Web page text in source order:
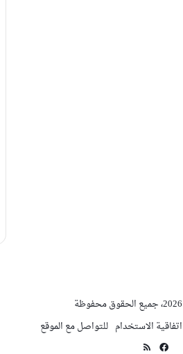
اتفاقية الاستخدام للتواصل مع الموقع
فيسبوك